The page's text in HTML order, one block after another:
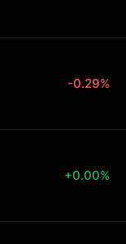
-0.29%
+0.00%